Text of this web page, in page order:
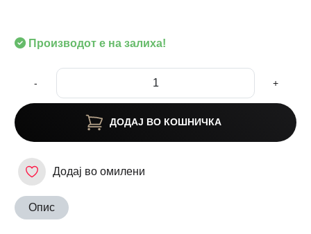
Производот е на залиха!
- +
ДОДАЈ ВО КОШНИЧКА
Додај во омилени
Опис